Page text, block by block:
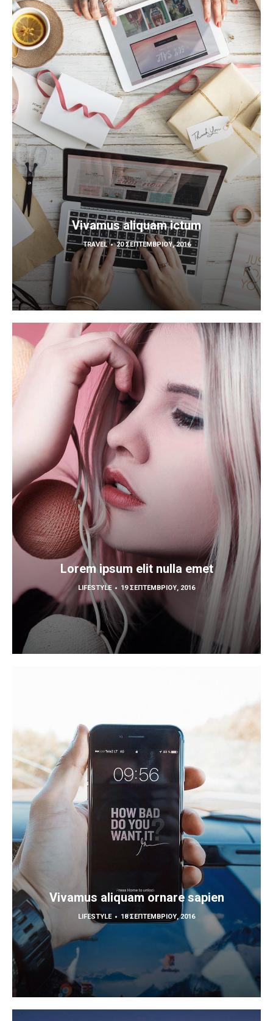
Vivamus aliquam ictum
TRAVEL 20 ΣΕΠΤΕΜΒΡΊΟΥ, 2016
Lorem ipsum elit nulla emet
LIFESTYLE 19 ΣΕΠΤΕΜΒΡΊΟΥ, 2016
Vivamus aliquam ornare sapien
LIFESTYLE 18 ΣΕΠΤΕΜΒΡΊΟΥ, 2016